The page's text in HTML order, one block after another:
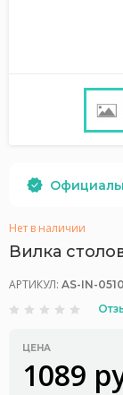
Нет в наличии
Вилка
АРТИКУЛ: AS-IN-
ЦЕНА
1089